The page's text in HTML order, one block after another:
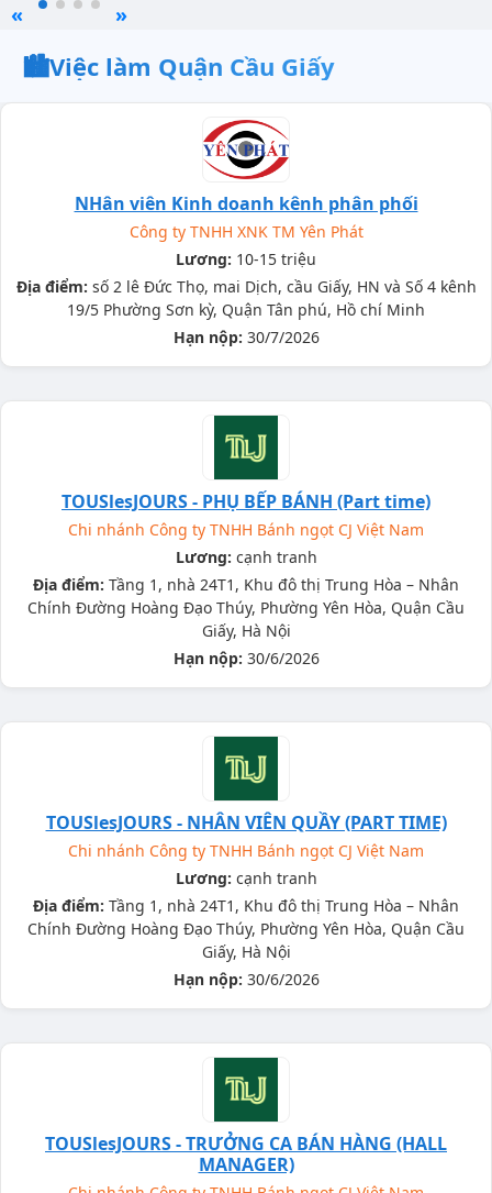
« »
🏙️Việc làm Quận Cầu Giấy
NHân viên Kinh doanh kênh phân phối
Công ty TNHH XNK TM Yên Phát
Lương: 10-15 triệu
Địa điểm: số 2 lê Đức Thọ, mai Dịch, cầu Giấy, HN và Số 4 kênh
19/5 Phường Sơn kỳ, Quận Tân phú, Hồ chí Minh
Hạn nộp: 30/7/2026
TOUSlesJOURS - PHỤ BẾP BÁNH (Part time)
Chi nhánh Công ty TNHH Bánh ngọt CJ Việt Nam
Lương: cạnh tranh
Địa điểm: Tầng 1, nhà 24T1, Khu đô thị Trung Hòa – Nhân
Chính Đường Hoàng Đạo Thúy, Phường Yên Hòa, Quận Cầu
Giấy, Hà Nội
Hạn nộp: 30/6/2026
TOUSlesJOURS - NHÂN VIÊN QUẦY (PART TIME)
Chi nhánh Công ty TNHH Bánh ngọt CJ Việt Nam
Lương: cạnh tranh
Địa điểm: Tầng 1, nhà 24T1, Khu đô thị Trung Hòa – Nhân
Chính Đường Hoàng Đạo Thúy, Phường Yên Hòa, Quận Cầu
Giấy, Hà Nội
Hạn nộp: 30/6/2026
TOUSlesJOURS - TRƯỞNG CA BÁN HÀNG (HALL
MANAGER)